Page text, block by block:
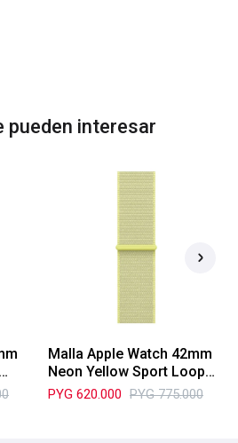
pueden interesar
Malla Apple Watch 42mm
Neon Yellow Sport Loop
(MFFF4AM/A)
PYG 620.000 PYG 775.000